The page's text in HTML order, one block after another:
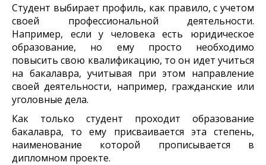
Студент выбирает профиль, как правило, с учетом
своей профессиональной деятельности.
Например, если у человека есть юридическое
образование, но ему просто необходимо
повысить свою квалификацию, то он идет учиться
на бакалавра, учитывая при этом направление
своей деятельности, например, гражданские или
уголовные дела.
Как только студент проходит образование
бакалавра, то ему присваивается эта степень,
наименование которой прописывается в
дипломном проекте.